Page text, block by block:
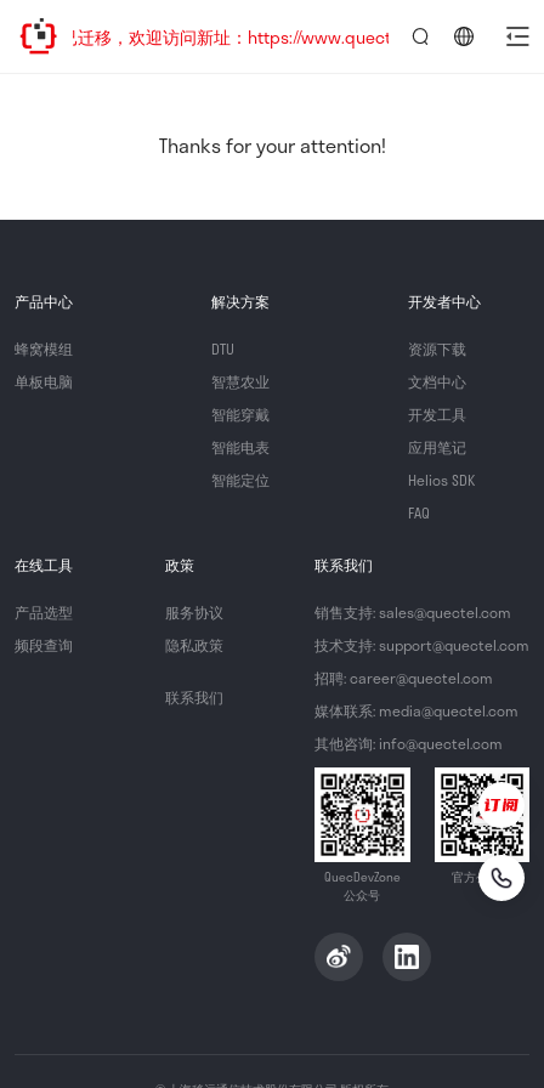
站地址已迁移，欢迎访问新址：https://www.quectel.com.cn
Thanks for your attention!
产品中心
蜂窝模组
单板电脑
解决方案
DTU
智慧农业
智能穿戴
智能电表
智能定位
开发者中心
资源下载
文档中心
开发工具
应用笔记
Helios SDK
FAQ
在线工具
产品选型
频段查询
政策
服务协议
隐私政策
联系我们
联系我们
销售支持: sales@quectel.com
技术支持: support@quectel.com
招聘: career@quectel.com
媒体联系: media@quectel.com
其他咨询: info@quectel.com
QuecDevZone
公众号
官方公众号